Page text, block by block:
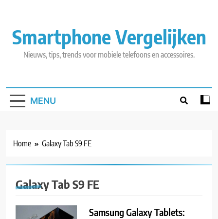
contentSmartphone Vergelijken
Nieuws, tips, trends voor mobiele telefoons en accessoires.
MENU
Home Galaxy Tab S9 FE
Galaxy Tab S9 FE
Samsung Galaxy Tablets: